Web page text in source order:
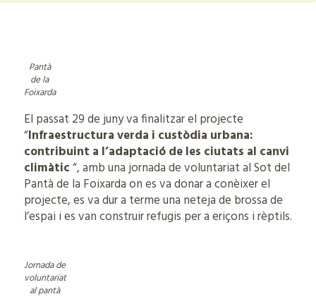
Pantà
de la
Foixarda
El passat 29 de juny va finalitzar el projecte
“Infraestructura verda i custòdia urbana:
contribuint a l’adaptació de les ciutats al canvi
climàtic“, amb una jornada de voluntariat al Sot del
Pantà de la Foixarda on es va donar a conèixer el
projecte, es va dur a terme una neteja de brossa de
l’espai i es van construir refugis per a eriçons i rèptils.
Jornada de
voluntariat
al pantà